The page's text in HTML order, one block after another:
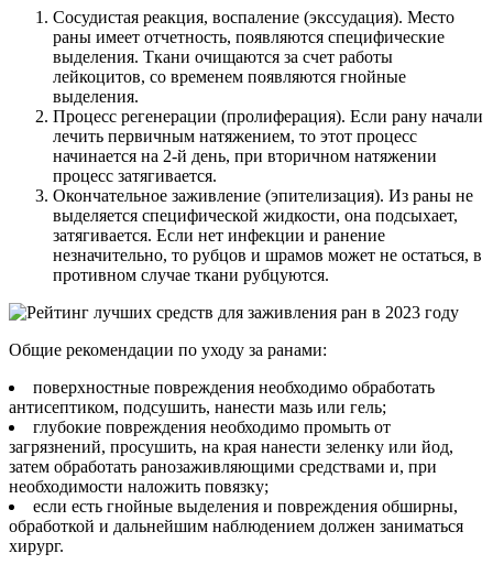
Сосудистая реакция, воспаление (экссудация). Место
раны имеет отчетность, появляются специфические
выделения. Ткани очищаются за счет работы
лейкоцитов, со временем появляются гнойные
выделения.
Процесс регенерации (пролиферация). Если рану начали
лечить первичным натяжением, то этот процесс
начинается на 2-й день, при вторичном натяжении
процесс затягивается.
Окончательное заживление (эпителизация). Из раны не
выделяется специфической жидкости, она подсыхает,
затягивается. Если нет инфекции и ранение
незначительно, то рубцов и шрамов может не остаться, в
противном случае ткани рубцуются.
Общие рекомендации по уходу за ранами:
поверхностные повреждения необходимо обработать
антисептиком, подсушить, нанести мазь или гель;
глубокие повреждения необходимо промыть от
загрязнений, просушить, на края нанести зеленку или йод,
затем обработать ранозаживляющими средствами и, при
необходимости наложить повязку;
если есть гнойные выделения и повреждения обширны,
обработкой и дальнейшим наблюдением должен заниматься
хирург.